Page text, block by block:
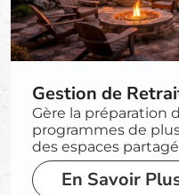
Gestion de
Gère la préparation
programmes de
des espaces
En Savoir